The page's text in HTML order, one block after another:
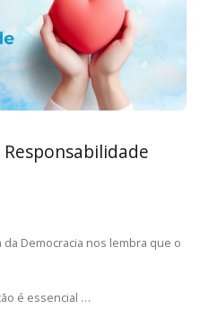
da Democracia nos lembra que o
é essencial …